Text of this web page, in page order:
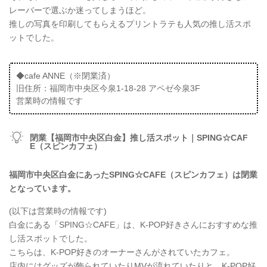
レーバーで選ぶか迷ってしまうほど。
推しの写真を印刷してもらえるプリントラテも人気の推し活スポ
ットでした。
◆cafe ANNE（※閉業済）
旧住所：福岡市中央区今泉1-18-28 アペゼ今泉3F
営業時の情報です
閉業【福岡市中央区白金】推し活スポット｜SPING☆CAF
E（スピンカフェ）
福岡市中央区白金にあったSPING☆CAFE（スピンカフェ）は閉業
となっています。
(以下は営業時の情報です)
白金にある「SPING☆CAFE」は、K-POP好きさんにおすすめな推
し活スポットでした。
こちらは、K-POP好きのオーナーさんがされていたカフェ。